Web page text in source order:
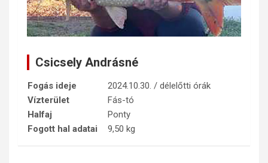
Csicsely Andrásné
Fogás ideje
2024.10.30. / délelőtti órák
Vízterület
Fás-tó
Halfaj
Ponty
Fogott hal adatai
9,50 kg